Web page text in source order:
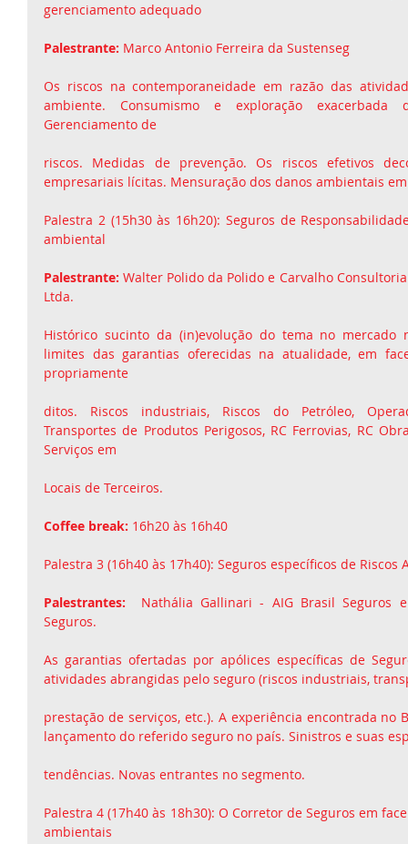
gerenciamento adequado
Palestrante: Marco Antonio Ferreira da Sustenseg
Os riscos na contemporaneidade em razão das
ambiente. Consumismo e exploração exacerbada
Gerenciamento de
riscos. Medidas de prevenção. Os riscos efetivos
empresariais lícitas. Mensuração dos danos ambientais
Palestra 2 (15h30 às 16h20): Seguros de
ambiental
Palestrante: Walter Polido da Polido e Carvalho
Ltda.
Histórico sucinto da (in)evolução do tema no mercado
limites das garantias oferecidas na atualidade, em
propriamente
ditos. Riscos industriais, Riscos do Petróleo,
Transportes de Produtos Perigosos, RC Ferrovias, RC
Serviços em
Locais de Terceiros.
Coffee break: 16h20 às 16h40
Palestra 3 (16h40 às 17h40): Seguros específicos de
Palestrantes:
Nathália Gallinari - AIG Brasil Seguros
Seguros.
As garantias ofertadas por apólices específicas de
atividades abrangidas pelo seguro (riscos industriais,
prestação de serviços, etc.). A experiência encontrada no
lançamento do referido seguro no país. Sinistros e suas
tendências. Novas entrantes no segmento.
Palestra 4 (17h40 às 18h30): O Corretor de Seguros em
ambientais